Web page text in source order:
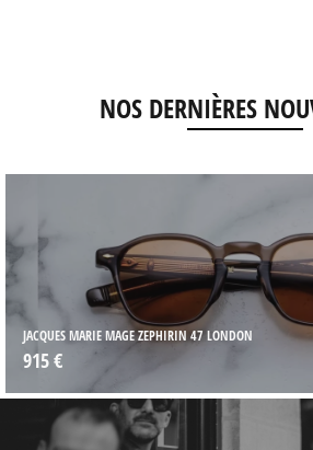
NOS DERNIÈRES
JACQUES MARIE MAGE ZEPHIRIN 47 LONDON
915 €